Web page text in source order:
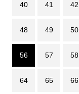
40 41 42
48 49 50
56 57 58
64 65 66